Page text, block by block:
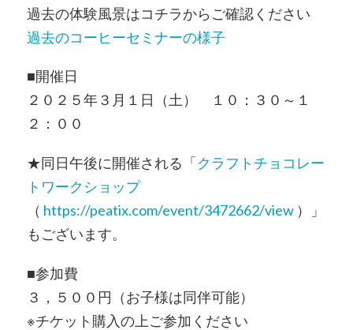
過去の体験風景はコチラからご確認ください
過去のコーヒーセミナーの様子
■開催日
２０２５年３月１日（土） １０：３０～１
２：００
★同日午後に開催される「クラフトチョコレー
トワークショップ
（ https://peatix.com/event/3472662/view）」
もございます。
■参加費
３，５００円（お子様は同伴可能）
※チケット購入の上ご参加ください